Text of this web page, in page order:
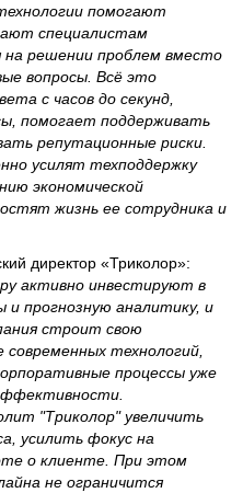
помогают
специалистам
на решении проблем вместо
вопросы. Всё это
с часов до секунд,
помогает поддерживать
репутационные риски.
усилят техподдержку
экономической
жизнь ее сотрудника и
директор «Триколор»:
активно инвестируют в
прогнозную аналитику, и
строит свою
технологий,
процессы уже
"Триколор" увеличить
усилить фокус на
о клиенте. При этом
не ограничится